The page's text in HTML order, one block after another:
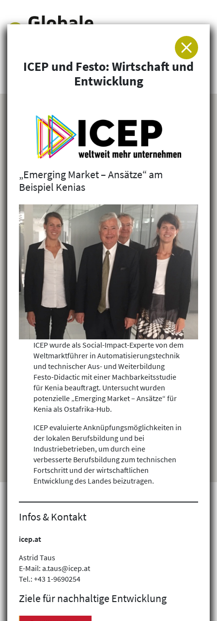
Arbeitsgemeinschaft für Entwicklung und
Humanitäre Hilfe
ICEP und Festo: Wirtschaft und
Entwicklung
„Emerging Market – Ansätze“ am
Beispiel Kenias
ICEP wurde als Social-Impact-Experte von dem
Weltmarktführer in Automatisierungstechnik
und technischer Aus- und Weiterbildung
Festo-Didactic mit einer Machbarkeitsstudie
für Kenia beauftragt. Untersucht wurden
potenzielle „Emerging Market – Ansätze“ für
Kenia als Ostafrika-Hub.
ICEP evaluierte Anknüpfungsmöglichkeiten in
der lokalen Berufsbildung und bei
Industriebetrieben, um durch eine
verbesserte Berufsbildung zum technischen
Fortschritt und der wirtschaftlichen
Entwicklung des Landes beizutragen.
Infos & Kontakt
icep.at
Astrid Taus
E-Mail: a.taus@icep.at
Tel.: +43 1-9690254
Ziele für nachhaltige Entwicklung